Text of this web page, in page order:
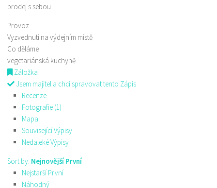
prodej s sebou
Provoz
Vyzvednutí na výdejním místě
Co děláme
vegetariánská kuchyně
Záložka
Jsem majitel a chci spravovat tento Zápis
Recenze
Fotografie (1)
Mapa
Související Výpisy
Nedaleké Výpisy
Sort by: Nejnovější První
Nejstarší První
Náhodný